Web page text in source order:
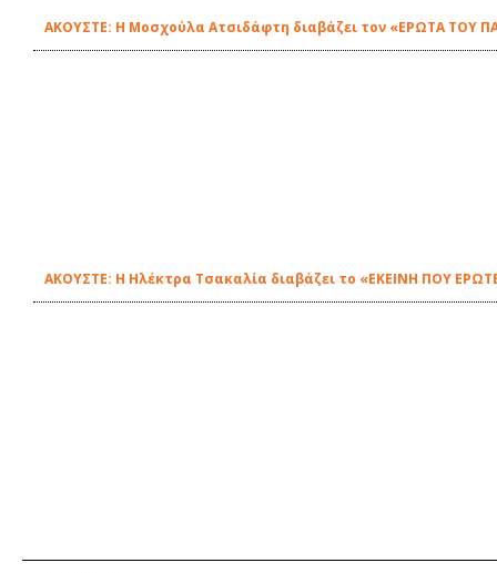
ΑΚΟΥΣΤΕ: Η Μοσχούλα Ατσιδάφτη διαβάζει τον «ΕΡΩΤΑ ΤΟΥ
ΑΚΟΥΣΤΕ: Η Ηλέκτρα Τσακαλία διαβάζει το «ΕΚΕΙΝΗ ΠΟΥ